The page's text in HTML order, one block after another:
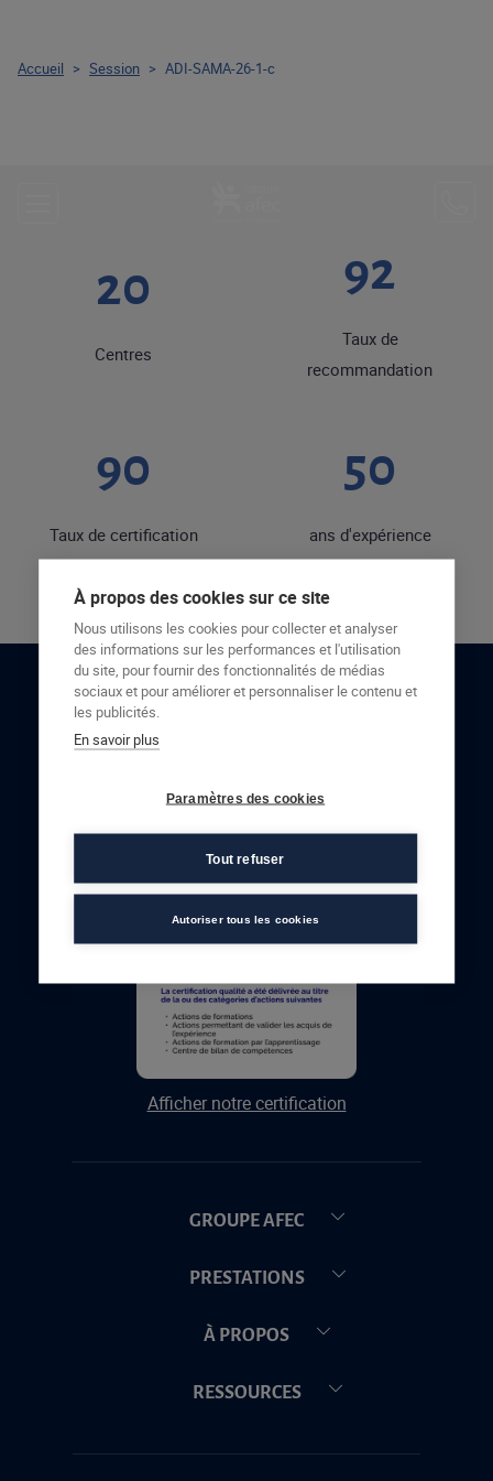
20
Centres
92
Taux de
recommandation
90
Taux de certification
50
ans d'expérience
RESTONS EN CONTACT
Afficher notre certification
GROUPE AFEC
PRESTATIONS
À PROPOS
RESSOURCES
Accueil > Session > ADI-SAMA-26-1-c
À propos des cookies sur ce site
Nous utilisons les cookies pour collecter et analyser
des informations sur les performances et l'utilisation
du site, pour fournir des fonctionnalités de médias
sociaux et pour améliorer et personnaliser le contenu et
les publicités.
En savoir plus
Paramètres des cookies
Tout refuser
Autoriser tous les cookies